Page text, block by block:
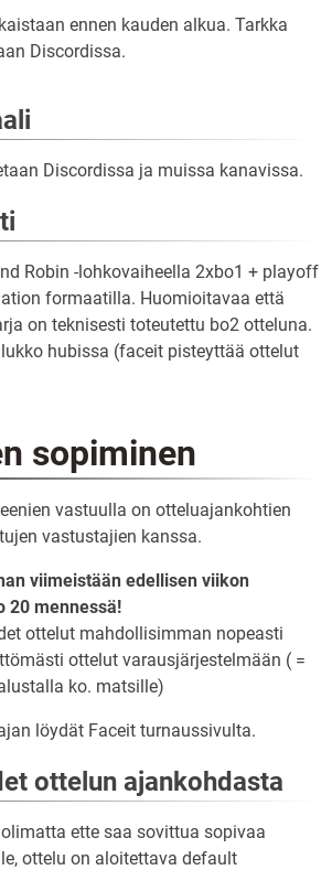
ennen kauden alkua. Tarkka
Discordissa.
Discordissa ja muissa kanavissa.
Robin -lohkovaiheella 2xbo1 + playoff
formaatilla. Huomioitavaa että
on teknisesti toteutettu bo2 otteluna.
hubissa (faceit pisteyttää ottelut
sopiminen
vastuulla on otteluajankohtien
vastustajien kanssa.
viimeistään edellisen viikon
20 mennessä!
ottelut mahdollisimman nopeasti
ottelut varausjärjestelmään ( =
ko. matsille)
löydät Faceit turnaussivulta.
ottelun ajankohdasta
ette saa sovittua sopivaa
ottelu on aloitettava default